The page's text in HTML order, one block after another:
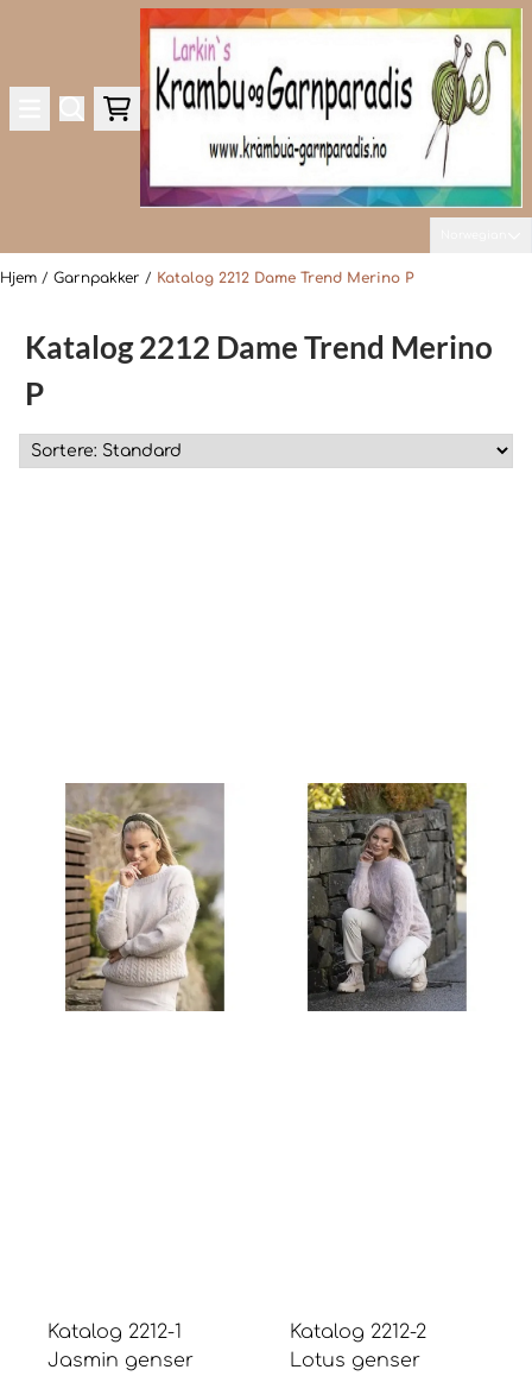
Hopp til innhold
Hjem / Garnpakker / Katalog 2212 Dame Trend Merino P
Katalog 2212 Dame Trend Merino
P
Katalog 2212-1
Jasmin genser
Katalog 2212-2
Lotus genser